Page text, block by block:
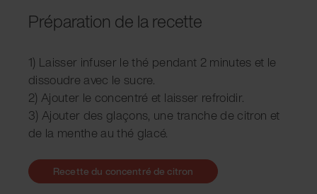
Préparation de la recette
1) Laisser infuser le thé pendant 2 minutes et le
dissoudre avec le sucre.
2) Ajouter le concentré et laisser refroidir.
3) Ajouter des glaçons, une tranche de citron et
de la menthe au thé glacé.
Recette du concentré de citron